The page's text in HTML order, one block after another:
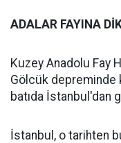
ADALAR FAYINA
Kuzey Anadolu Fay
Gölcük depreminde
batıda İstanbul'dan
İstanbul, o tarihten